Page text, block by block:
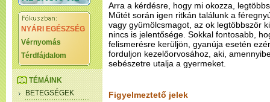
NYÁRI EGÉSZSÉG
Vérnyomás
Térdfájdalom
TÉMÁINK
BETEGSÉGEK
Arra a kérdésre, hogy mi okozza,
Műtét során igen ritkán találunk a
vagy gyümölcsmagot, az ok legtöbbször
nincs is jelentősége. Sokkal fontosabb,
felismerésre kerüljön, gyanúja esetén
forduljon kezelőorvosához, aki,
sebészetre utalja a gyermeket.
Figyelmeztető jelek